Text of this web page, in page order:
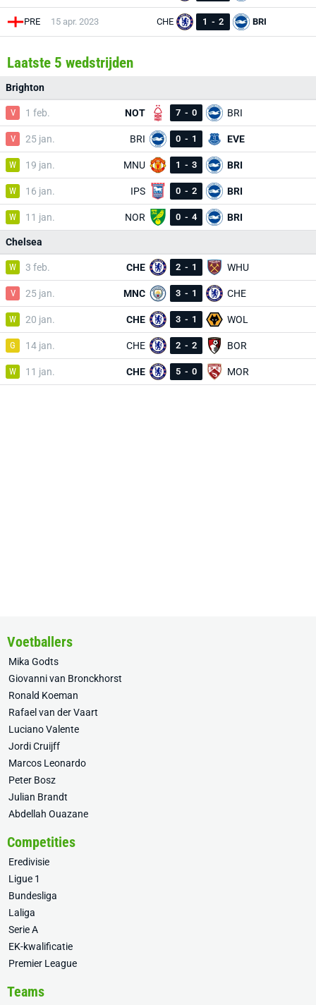
PRE 15 apr. 2023 CHE 1 - 2 BRI
Laatste 5 wedstrijden
Brighton
V 1 feb. NOT 7 - 0 BRI
V 25 jan. BRI 0 - 1 EVE
W 19 jan. MNU 1 - 3 BRI
W 16 jan. IPS 0 - 2 BRI
W 11 jan. NOR 0 - 4 BRI
Chelsea
W 3 feb. CHE 2 - 1 WHU
V 25 jan. MNC 3 - 1 CHE
W 20 jan. CHE 3 - 1 WOL
G 14 jan. CHE 2 - 2 BOR
W 11 jan. CHE 5 - 0 MOR
Voetballers
Mika Godts
Giovanni van Bronckhorst
Ronald Koeman
Rafael van der Vaart
Luciano Valente
Jordi Cruijff
Marcos Leonardo
Peter Bosz
Julian Brandt
Abdellah Ouazane
Competities
Eredivisie
Ligue 1
Bundesliga
Laliga
Serie A
EK-kwalificatie
Premier League
Teams